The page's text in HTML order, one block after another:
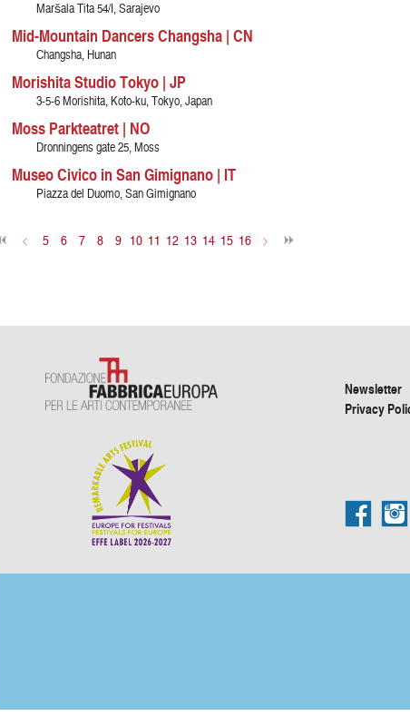
Maršala Tita 54/I, Sarajevo
Mid-Mountain Dancers Changsha | CN
Changsha, Hunan
Morishita Studio Tokyo | JP
3-5-6 Morishita, Koto-ku, Tokyo, Japan
Moss Parkteatret | NO
Dronningens gate 25, Moss
Museo Civico in San Gimignano | IT
Piazza del Duomo, San Gimignano
< 5 6 7 8 9 10 11 12 13 14 15 16 >
Newsletter
Privacy